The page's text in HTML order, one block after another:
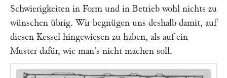
Schwierigkeiten in Form und in Betrieb wohl nichts zu
wünschen übrig. Wir begnügen uns deshalb damit, auf
diesen Kessel hingewiesen zu haben, als auf ein
Muster dafür, wie man's nicht machen soll.